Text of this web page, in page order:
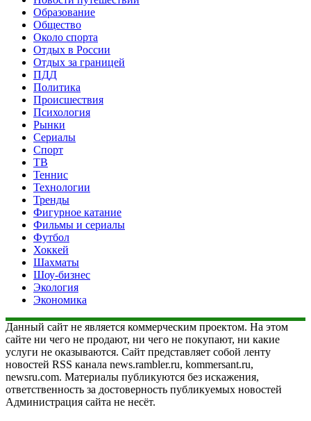
Образование
Общество
Около спорта
Отдых в России
Отдых за границей
ПДД
Политика
Происшествия
Психология
Рынки
Сериалы
Спорт
ТВ
Теннис
Технологии
Тренды
Фигурное катание
Фильмы и сериалы
Футбол
Хоккей
Шахматы
Шоу-бизнес
Экология
Экономика
Данный сайт не является коммерческим проектом. На этом
сайте ни чего не продают, ни чего не покупают, ни какие
услуги не оказываются. Сайт представляет собой ленту
новостей RSS канала news.rambler.ru, kommersant.ru,
newsru.com. Материалы публикуются без искажения,
ответственность за достоверность публикуемых новостей
Администрация сайта не несёт.